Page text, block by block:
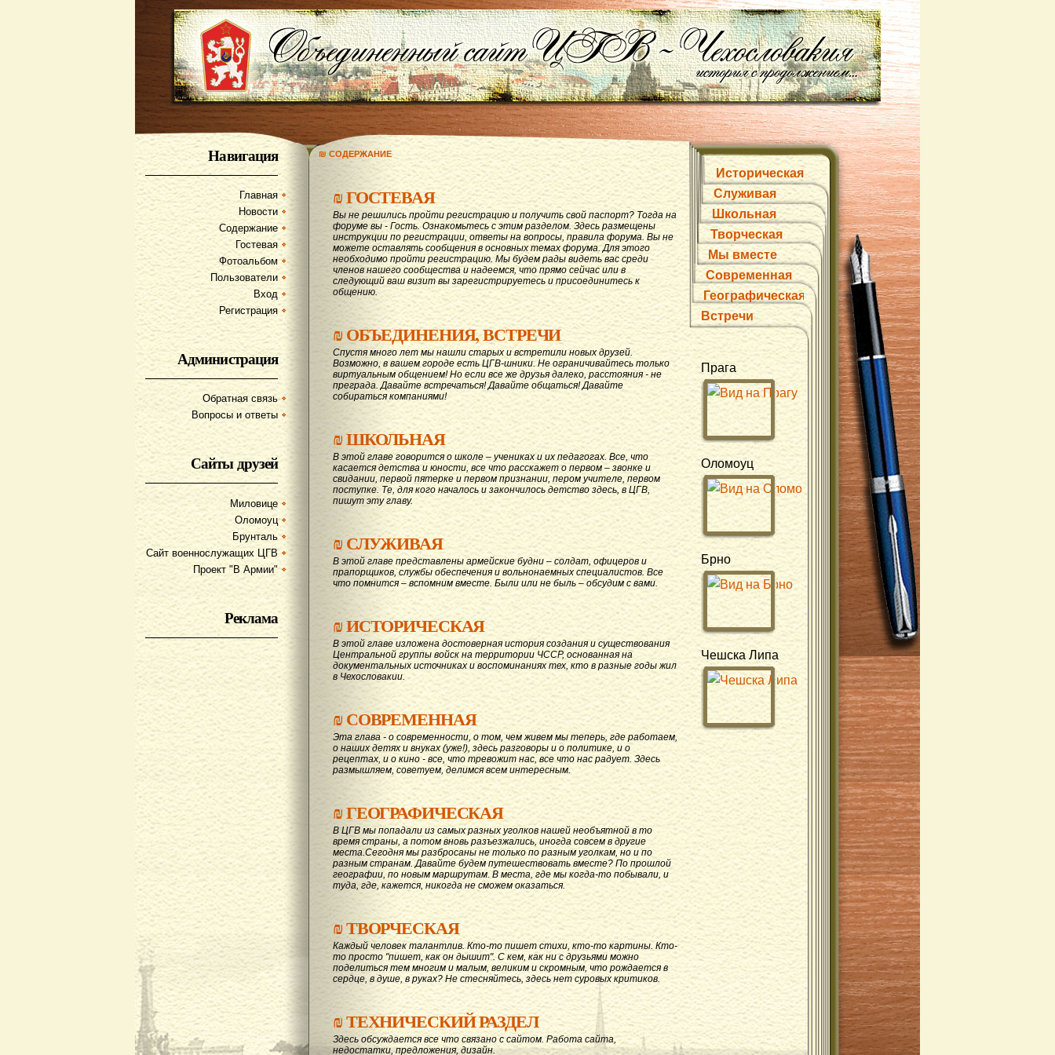
Навигация
Главная
Новости
Содержание
Гостевая
Фотоальбом
Пользователи
Вход
Регистрация
Администрация
Обратная связь
Вопросы и ответы
Сайты друзей
Миловице
Оломоуц
Брунталь
Сайт военнослужащих ЦГВ
Проект "В Армии"
Реклама
₪ СОДЕРЖАНИЕ
₪ГОСТЕВАЯ
Вы не решились пройти регистрацию и получить свой паспорт? Тогда на
форуме вы - Гость. Ознакомьтесь с этим разделом. Здесь размещены
инструкции по регистрации, ответы на вопросы, правила форума. Вы не
можете оставлять сообщения в основных темах форума. Для этого
необходимо пройти регистрацию. Мы будем рады видеть вас среди
членов нашего сообщества и надеемся, что прямо сейчас или в
следующий ваш визит вы зарегистрируетесь и присоединитесь к
общению.
₪ОБЪЕДИНЕНИЯ, ВСТРЕЧИ
Спустя много лет мы нашли старых и встретили новых друзей.
Возможно, в вашем городе есть ЦГВ-шники. Не ограничивайтесь только
виртуальным общением! Но если все же друзья далеко, расстояния - не
преграда. Давайте вcтречаться! Давайте общаться! Давайте
собираться компаниями!
₪ШКОЛЬНАЯ
В этой главе говорится о школе – учениках и их педагогах. Все, что
касается детства и юности, все что расскажет о первом – звонке и
свидании, первой пятерке и первом признании, пером учителе, первом
поступке. Те, для кого началось и закончилось детство здесь, в ЦГВ,
пишут эту главу.
₪СЛУЖИВАЯ
В этой главе представлены армейские будни – солдат, офицеров и
прапорщиков, службы обеспечения и вольнонаемных специалистов. Все
что помнится – вспомним вместе. Были или не быль – обсудим с вами.
₪ИСТОРИЧЕСКАЯ
В этой главе изложена достоверная история создания и существования
Центральной группы войск на территории ЧССР, основанная на
документальных источниках и воспоминаниях тех, кто в разные годы жил
в Чехословакии.
₪СОВРЕМЕННАЯ
Эта глава - о современности, о том, чем живем мы теперь, где работаем,
о наших детях и внуках (уже!), здесь разговоры и о политике, и о
рецептах, и о кино - все, что тревожит нас, все что нас радует. Здесь
размышляем, советуем, делимся всем интересным.
₪ГЕОГРАФИЧЕСКАЯ
В ЦГВ мы попадали из самых разных уголков нашей необъятной в то
время страны, а потом вновь разъезжались, иногда совсем в другие
места.Сегодня мы разбросаны не только по разным уголкам, но и по
разным странам. Давайте будем путешествовать вместе? По прошлой
географии, по новым маршрутам. В места, где мы когда-то побывали, и
туда, где, кажется, никогда не сможем оказаться.
₪ТВОРЧЕСКАЯ
Каждый человек талантлив. Кто-то пишет стихи, кто-то картины. Кто-
то просто "пишет, как он дышит". С кем, как ни с друзьями можно
поделиться тем многим и малым, великим и скромным, что рождается в
сердце, в душе, в руках? Не стесняйтесь, здесь нет суровых критиков.
₪ТЕХНИЧЕСКИЙ РАЗДЕЛ
Здесь обсуждается все что связано с сайтом. Работа сайта,
недостатки, предложения, дизайн.
Историческая
Служивая
Школьная
Творческая
Мы вместе
Современная
Географическая
Встречи
Прага
Оломоуц
Брно
Чешска Липа